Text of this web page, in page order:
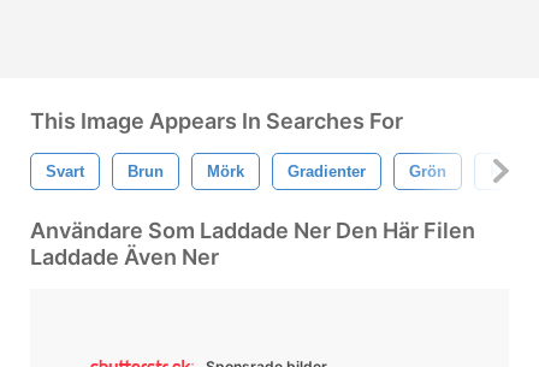
This Image Appears In Searches For
Svart Brun Mörk Gradienter Grön Kärlek
Användare Som Laddade Ner Den Här Filen
Laddade Även Ner